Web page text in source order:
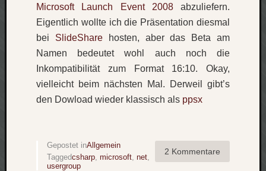
Microsoft Launch Event 2008abzuliefern.
Eigentlich wollte ich die Präsentation diesmal
bei SlideSharehosten, aber das Beta am
Namen bedeutet wohl auch noch die
Inkompatibilität zum Format 16:10. Okay,
vielleicht beim nächsten Mal. Derweil gibt’s
den Dowload wieder klassisch als ppsx
2 Kommentare
Gepostet inAllgemein
Taggedcsharp microsoft net
usergroup